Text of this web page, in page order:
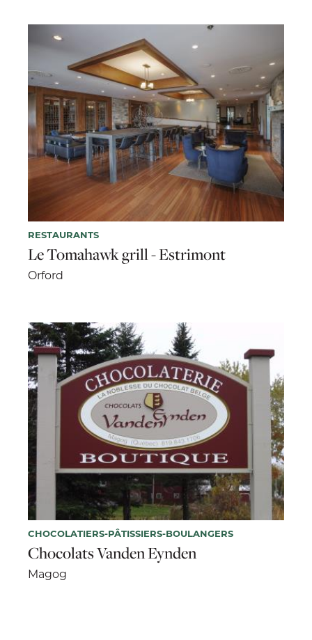
RESTAURANTS
Le Tomahawk grill - Estrimont
Orford
CHOCOLATIERS-PÂTISSIERS-BOULANGERS
Chocolats Vanden Eynden
Magog